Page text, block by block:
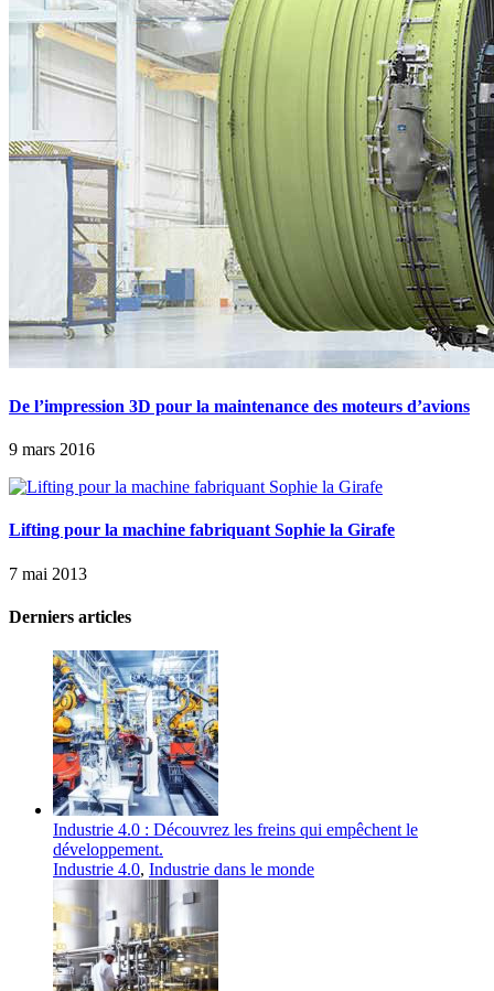
De l’impression 3D pour la maintenance des moteurs d’avions
9 mars 2016
Lifting pour la machine fabriquant Sophie la Girafe
7 mai 2013
Derniers articles
Industrie 4.0 : Découvrez les freins qui empêchent le
développement.
Industrie 4.0, Industrie dans le monde